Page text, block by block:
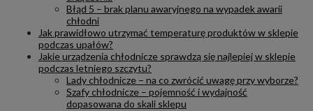
Błąd 5 – brak planu awaryjnego na wypadek awarii
chłodni
Jak prawidłowo utrzymać temperaturę produktów w sklepie
podczas upałów?
Jakie urządzenia chłodnicze sprawdzą się najlepiej w sklepie
podczas letniego szczytu?
Lady chłodnicze – na co zwrócić uwagę przy wyborze?
Szafy chłodnicze – pojemność i wydajność
dopasowana do skali sklepu